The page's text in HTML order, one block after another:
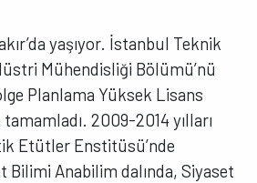
yaşıyor. İstanbul Teknik
Mühendisliği Bölümü’nü
Planlama Yüksek Lisans
tamamladı. 2009-2014 yılları
Etütler Enstitüsü’nde
Bilimi Anabilim dalında, Siyaset